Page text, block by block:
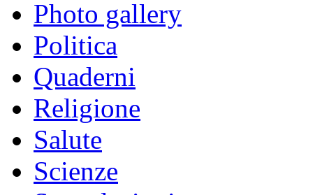
Photo gallery
Politica
Quaderni
Religione
Salute
Scienze